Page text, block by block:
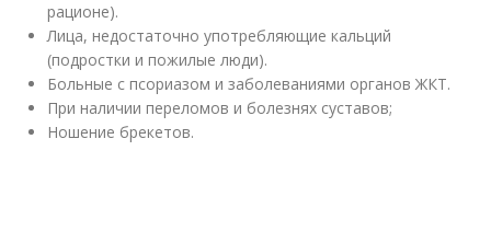
рационе).
Лица, недостаточно употребляющие кальций
(подростки и пожилые люди).
Больные с псориазом и заболеваниями органов ЖКТ.
При наличии переломов и болезнях суставов;
Ношение брекетов.